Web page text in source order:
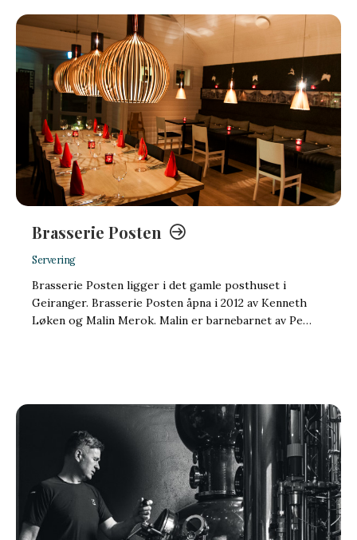
Brasserie Posten
Servering
Brasserie Posten ligger i det gamle posthuset i
Geiranger. Brasserie Posten åpna i 2012 av Kenneth
Løken og Malin Merok. Malin er barnebarnet av Pe…